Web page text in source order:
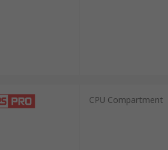
for
CPU Compartment